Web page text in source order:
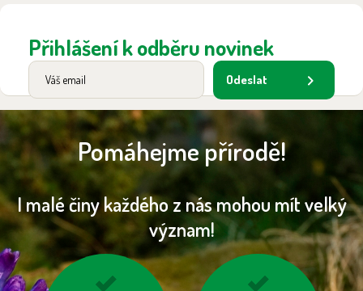
Přihlášení k odběru novinek
Odeslat
Pomáhejme přírodě!
I malé činy každého z nás mohou mít velký
význam!